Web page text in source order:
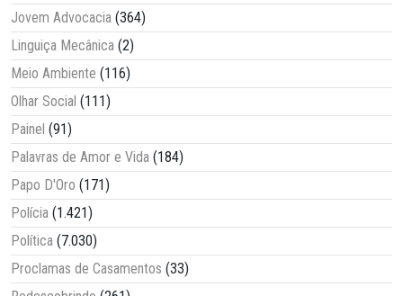
Jovem Advocacia (364)
Linguiça Mecânica (2)
Meio Ambiente (116)
Olhar Social (111)
Painel (91)
Palavras de Amor e Vida (184)
Papo D'Oro (171)
Polícia (1.421)
Política (7.030)
Proclamas de Casamentos (33)